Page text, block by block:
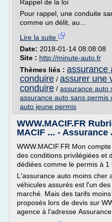
Rappel de la loi
Pour rappel, une conduite
comme un délit, au...
Lire la suite
Date: 2018-01-14 08:08:08
Site : http://minute-auto.fr
Thèmes liés : assurance
conduire / assurer une
conduire / assurance auto
assurance auto sans permis
auto jeune permis
WWW.MACIF.FR
MACIF ... - Assurance
WWW.MACIF.FR Mon
des conditions privilégiées et
dédiées comme le permis à 1
L'assurance auto moins cher
véhicules assurés est l'un
marché. Mais des tarifs
proposés lors de devis sur
agence à l'adresse Assurance